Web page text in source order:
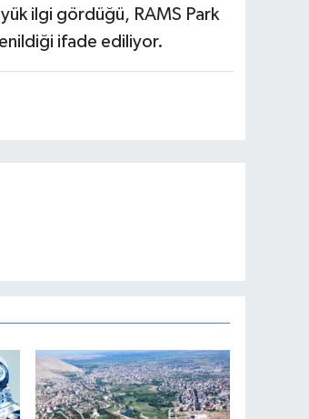
ilgi gördüğü, RAMS Park
ifade ediliyor.